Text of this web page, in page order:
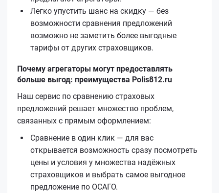
Легко упустить шанс на скидку — без
возможности сравнения предложений
возможно не заметить более выгодные
тарифы от других страховщиков.
Почему агрегаторы могут предоставлять
больше выгод: преимущества Polis812.ru
Наш сервис по сравнению страховых
предложений решает множество проблем,
связанных с прямым оформлением:
Сравнение в один клик — для вас
открывается возможность сразу посмотреть
цены и условия у множества надёжных
страховщиков и выбрать самое выгодное
предложение по ОСАГО.